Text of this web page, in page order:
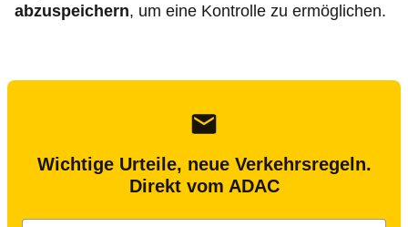
abzuspeichern, um eine Kontrolle zu ermöglichen.
Wichtige Urteile, neue Verkehrsregeln.
Direkt vom ADAC